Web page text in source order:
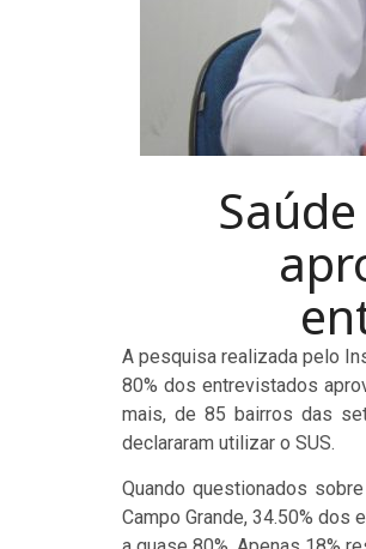
A pesquisa realizada pelo
80% dos entrevistados
mais, de 85 bairros das
declararam utilizar o SUS.
Quando questionados
Campo Grande, 34.50% dos